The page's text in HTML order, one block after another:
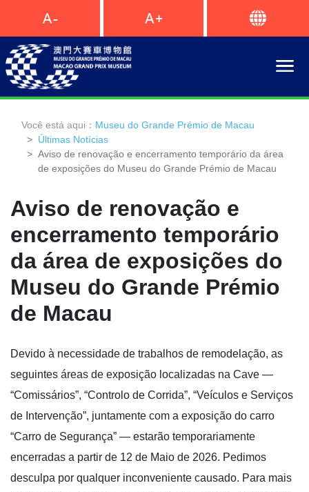
Você está aqui： Museu do Grande Prémio de Macau
Últimas Notícias
Aviso de renovação e encerramento temporário da área
de exposições do Museu do Grande Prémio de Macau
Aviso de renovação e
encerramento temporário
da área de exposições do
Museu do Grande Prémio
de Macau
Devido à necessidade de trabalhos de remodelação, as
seguintes áreas de exposição localizadas na Cave —
“Comissários”, “Controlo de Corrida”, “Veículos e Serviços
de Intervenção”, juntamente com a exposição do carro
“Carro de Segurança” — estarão temporariamente
encerradas a partir de 12 de Maio de 2026. Pedimos
desculpa por qualquer inconveniente causado. Para mais